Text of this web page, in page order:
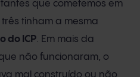
que cometemos em
tinham a mesma
do ICP. Em mais da
não funcionaram, o
mal construído ou não